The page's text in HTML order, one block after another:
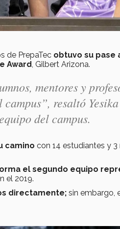
de PrepaTec obtuvo su pase
Award, Gilbert Arizona.
mentores y
resaltó
del campus.
camino con 14 estudiantes y
el segundo equipo
el 2019.
directamente; sin embargo,